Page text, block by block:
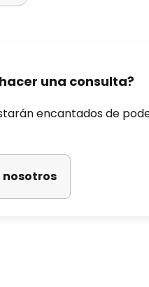
una consulta?
encantados de